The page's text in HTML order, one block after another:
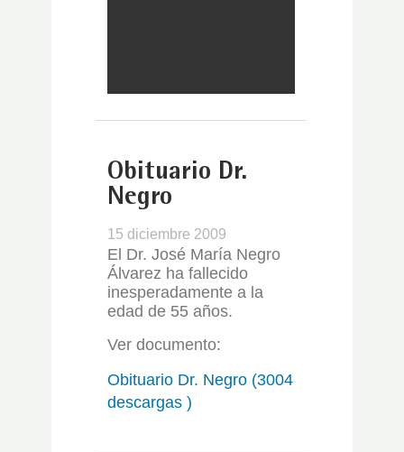
Obituario Dr.
Negro
15 diciembre 2009
El Dr. José María Negro
Álvarez ha fallecido
inesperadamente a la
edad de 55 años.
Ver documento:
Obituario Dr. Negro (3004
descargas )